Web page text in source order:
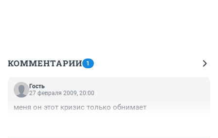
КОММЕНТАРИИ 1
Гость
27 февраля 2009, 20:00
меня он этот кризис только обнимает